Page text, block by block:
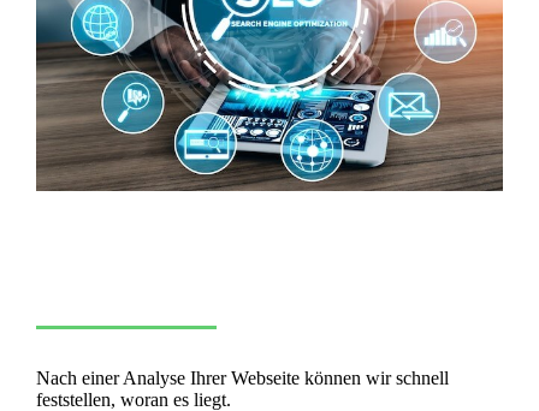
Nach einer Analyse Ihrer Webseite können wir schnell
feststellen, woran es liegt.